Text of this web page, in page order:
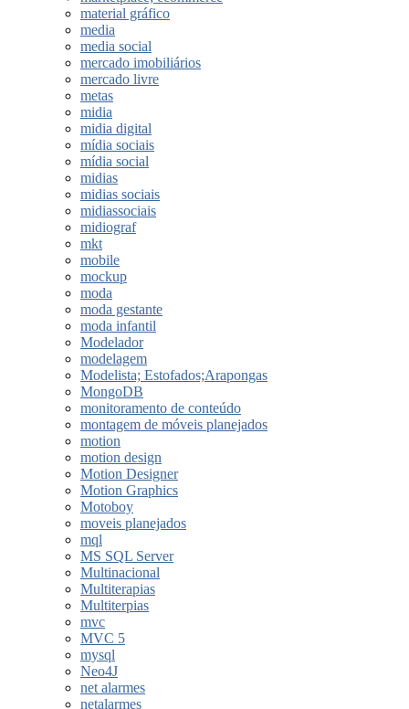
material gráfico
media
media social
mercado imobiliários
mercado livre
metas
midia
midia digital
mídia sociais
mídia social
midias
midias sociais
midiassociais
midiograf
mkt
mobile
mockup
moda
moda gestante
moda infantil
Modelador
modelagem
Modelista; Estofados;Arapongas
MongoDB
monitoramento de conteúdo
montagem de móveis planejados
motion
motion design
Motion Designer
Motion Graphics
Motoboy
moveis planejados
mql
MS SQL Server
Multinacional
Multiterapias
Multiterpias
mvc
MVC 5
mysql
Neo4J
net alarmes
netalarmes